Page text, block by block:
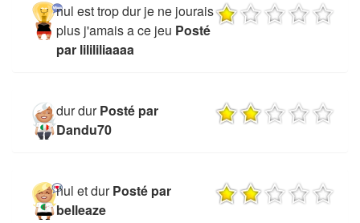
nul est trop dur je ne jourais
plus j'amais a ce jeu Posté
par lilililiaaaa
dur dur Posté par
Dandu70
nul et dur Posté par
belleaze